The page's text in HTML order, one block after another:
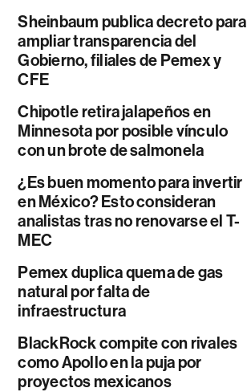
Sheinbaum publica decreto para
ampliar transparencia del
Gobierno, filiales de Pemex y
CFE
Chipotle retira jalapeños en
Minnesota por posible vínculo
con un brote de salmonela
¿Es buen momento para invertir
en México? Esto consideran
analistas tras no renovarse el T-
MEC
Pemex duplica quema de gas
natural por falta de
infraestructura
BlackRock compite con rivales
como Apollo en la puja por
proyectos mexicanos